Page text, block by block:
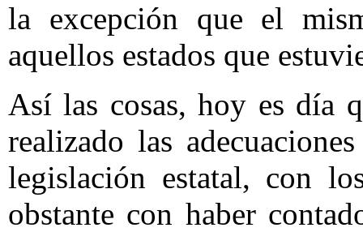
la excepción que el
aquellos estados que
Así las cosas, hoy es día
realizado las
legislación estatal, con
obstante con haber